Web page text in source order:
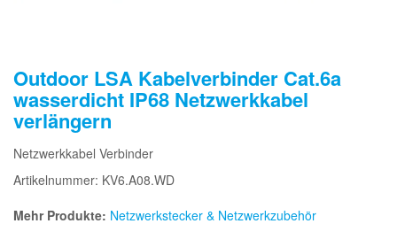
Outdoor LSA Kabelverbinder Cat.6a
wasserdicht IP68 Netzwerkkabel
verlängern
Netzwerkkabel Verbinder
Artikelnummer: KV6.A08.WD
Mehr Produkte: Netzwerkstecker & Netzwerkzubehör